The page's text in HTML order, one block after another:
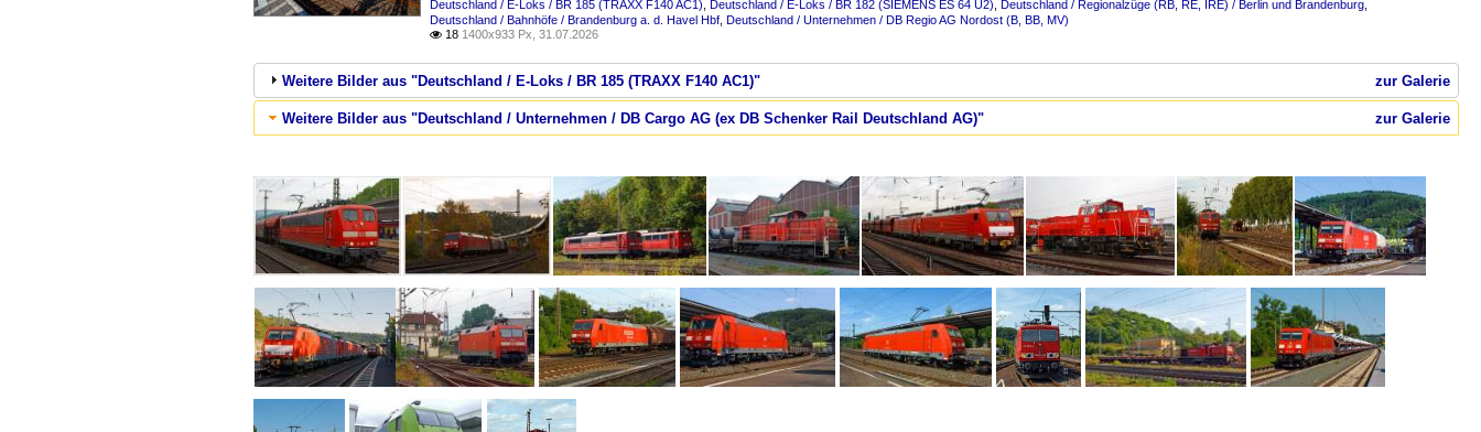
Deutschland / E-Loks / BR 185 (TRAXX F140 AC1) Deutschland / E-Loks / BR 182 (SIEMENS ES 64 U2) Deutschland / Regionalzüge (RB, RE, IRE) / Berlin und Brandenburg
Deutschland / Bahnhöfe / Brandenburg a. d. Havel Hbf Deutschland / Unternehmen / DB Regio AG Nordost (B, BB, MV)
 18 1400x933 Px, 31.07.2026
zur Galerie
Weitere Bilder aus "Deutschland / E-Loks / BR 185 (TRAXX F140 AC1)"
zur Galerie
Weitere Bilder aus "Deutschland / Unternehmen / DB Cargo AG (ex DB Schenker Rail Deutschland AG)"